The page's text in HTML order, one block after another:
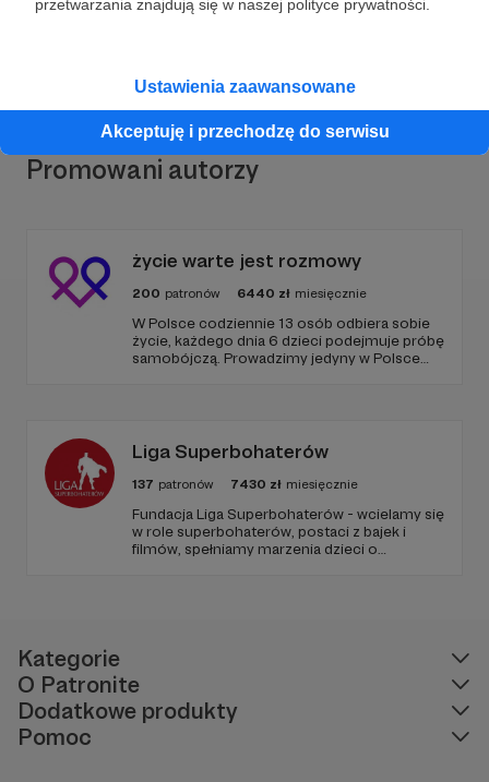
przetwarzania znajdują się w naszej polityce prywatności.
Ustawienia zaawansowane
Akceptuję i przechodzę do serwisu
Promowani autorzy
życie warte jest rozmowy
200 patronów 6440 zł miesięcznie
W Polsce codziennie 13 osób odbiera sobie
życie, każdego dnia 6 dzieci podejmuje próbę
samobójczą. Prowadzimy jedyny w Polsce
pomóc.
Liga Superbohaterów
137 patronów 7430 zł miesięcznie
Fundacja Liga Superbohaterów - wcielamy się
w role superbohaterów, postaci z bajek i
filmów, spełniamy marzenia dzieci o
Kategorie
O Patronite
Dodatkowe produkty
Pomoc